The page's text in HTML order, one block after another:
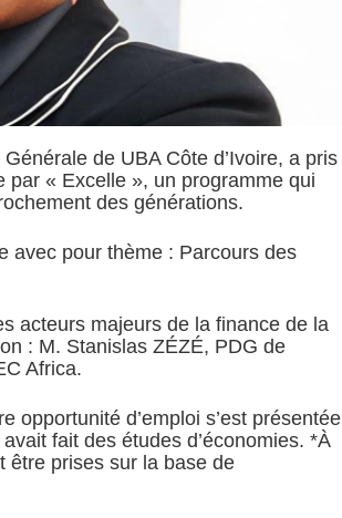
de UBA Côte d’Ivoire, a pris
« Excelle », un programme qui
des générations.
avec pour thème : Parcours des
acteurs majeurs de la finance de la
: M. Stanislas ZÉZÉ, PDG de
Africa.
opportunité d’emploi s’est présentée
fait des études d’économies. *À
être prises sur la base de